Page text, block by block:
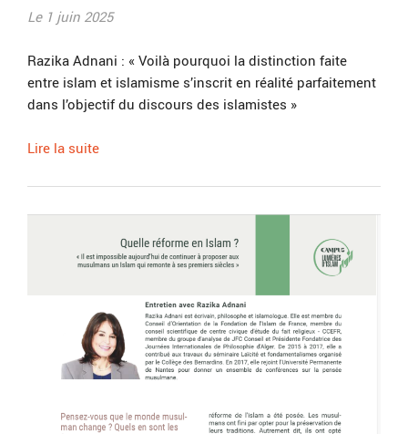
Le 1 juin 2025
Razika Adnani : « Voilà pourquoi la distinction faite
entre islam et islamisme s’inscrit en réalité parfaitement
dans l’objectif du discours des islamistes »
Lire la suite